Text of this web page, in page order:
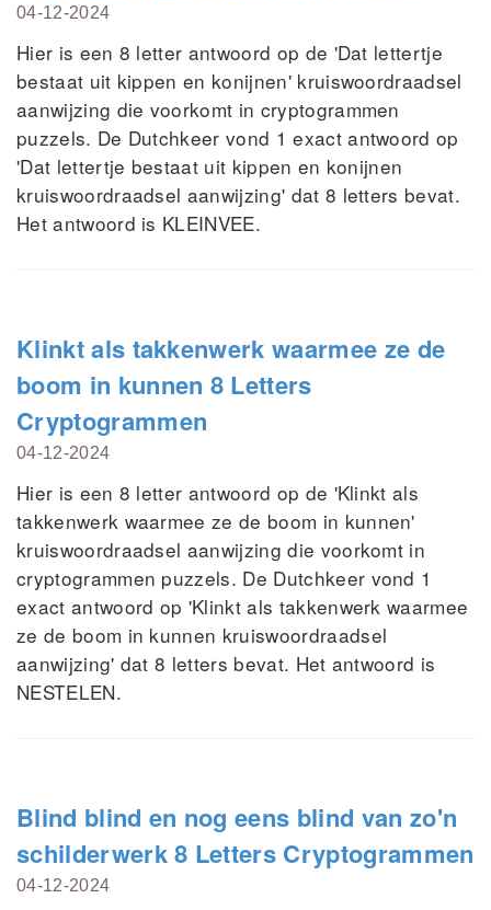
04-12-2024
Hier is een 8 letter antwoord op de 'Dat lettertje
bestaat uit kippen en konijnen' kruiswoordraadsel
aanwijzing die voorkomt in cryptogrammen
puzzels. De Dutchkeer vond 1 exact antwoord op
'Dat lettertje bestaat uit kippen en konijnen
kruiswoordraadsel aanwijzing' dat 8 letters bevat.
Het antwoord is KLEINVEE.
Klinkt als takkenwerk waarmee ze de
boom in kunnen 8 Letters
Cryptogrammen
04-12-2024
Hier is een 8 letter antwoord op de 'Klinkt als
takkenwerk waarmee ze de boom in kunnen'
kruiswoordraadsel aanwijzing die voorkomt in
cryptogrammen puzzels. De Dutchkeer vond 1
exact antwoord op 'Klinkt als takkenwerk waarmee
ze de boom in kunnen kruiswoordraadsel
aanwijzing' dat 8 letters bevat. Het antwoord is
NESTELEN.
Blind blind en nog eens blind van zo'n
schilderwerk 8 Letters Cryptogrammen
04-12-2024